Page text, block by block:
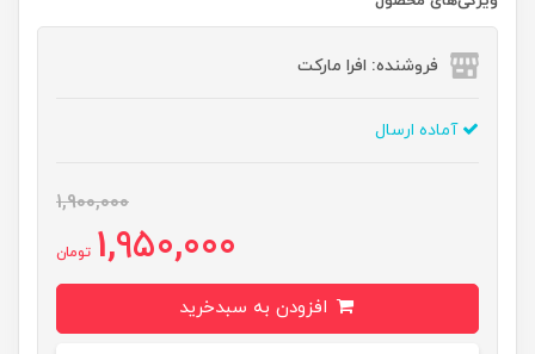
فروشنده: افرا مارکت
آماده ارسال
1,900,000
1,950,000 تومان